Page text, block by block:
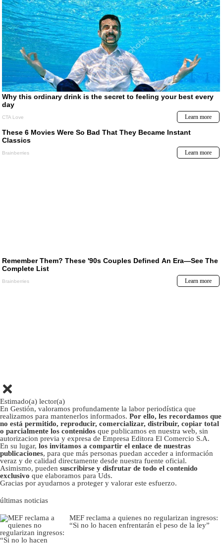
Estimado(a) lector(a)
En Gestión, valoramos profundamente la labor periodística que
realizamos para mantenerlos informados. Por ello, les recordamos que
no está permitido, reproducir, comercializar, distribuir, copiar total
o parcialmente los contenidos que publicamos en nuestra web, sin
autorizacion previa y expresa de Empresa Editora El Comercio S.A.
En su lugar, los invitamos a compartir el enlace de nuestras
publicaciones, para que más personas puedan acceder a información
veraz y de calidad directamente desde nuestra fuente oficial.
Asimismo, pueden suscribirse y disfrutar de todo el contenido
exclusivo que elaboramos para Uds.
Gracias por ayudarnos a proteger y valorar este esfuerzo.
últimas noticias
MEF reclama a quienes no regularizan ingresos:
“Si no lo hacen enfrentarán el peso de la ley”